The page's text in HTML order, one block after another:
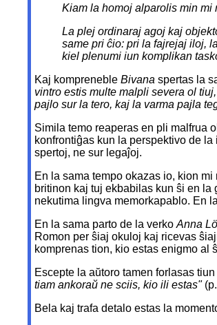
Kiam la homoj alparolis min
La plej ordinaraj agoj kaj
same pri ĉio: pri la fajrejaj iloj,
kiel plenumi iun komplikan
Kaj komprenebleBivana spertas la
vintro estis multe malpli severa ol
pajlo sur la tero, kaj la varma pajla
Simila temo reaperas en pli malfrua
konfrontiĝas kun la perspektivo de
spertoj, ne sur legaĵoj.
En la sama tempo okazas io, kion
britinon kaj tuj ekbabilas kun ŝi en
nekutima lingva memorkapablo. En
En la sama parto de la verkoAnna
Romon per ŝiaj okuloj kaj ricevas
komprenas tion, kio estas enigmo al
Escepte la aŭtoro tamen forlasas
tiam ankoraŭ ne sciis, kio ili estas"(p.
Bela kaj trafa detalo estas la